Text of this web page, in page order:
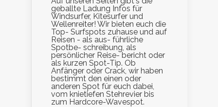
geballte Ladung Infos für
Windsurfer, Kitesurfer und
Wellenreiter! Wir bieten euch die
Top- Surfspots zuhause und auf
Reisen - als aus- führliche
Spotbe- schreibung, als
persönlicher Reise- bericht oder
als kurzen Spot-Tip. Ob
Anfänger oder Crack, wir haben
bestimmt den einen oder
anderen Spot für euch dabei,
vom knietiefen Stehrevier bis
zum Hardcore-Wavespot.